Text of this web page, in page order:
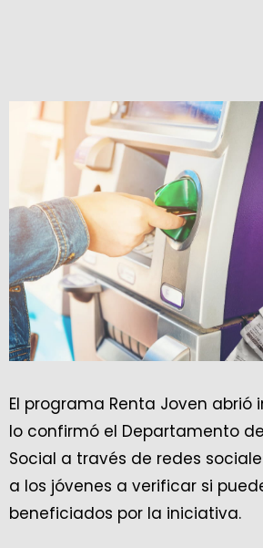
El programa Renta Joven abrió
lo confirmó el Departamento
Social a través de redes
a los jóvenes a verificar si
beneficiados por la iniciativa.